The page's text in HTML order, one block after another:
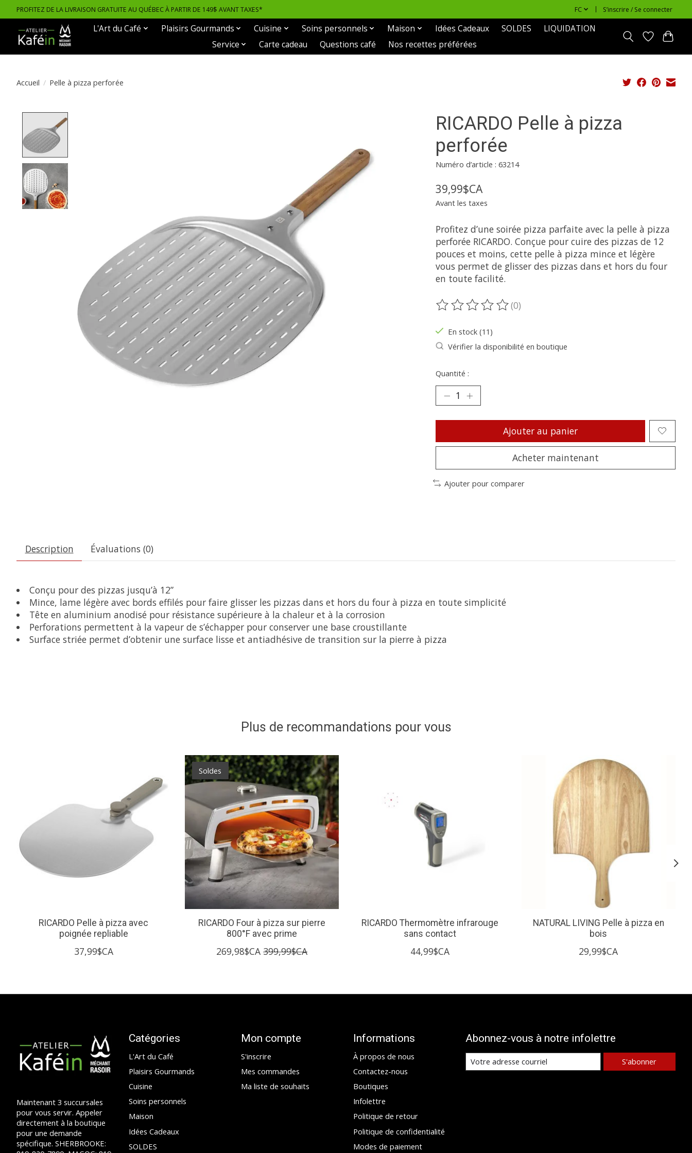
PROFITEZ DE LA LIVRAISON GRATUITE AU QUÉBEC À PARTIR DE 149$ AVANT TAXES* FC S’inscrire / Se connecter
L'Art du Café Plaisirs Gourmands Cuisine Soins personnels Maison Idées Cadeaux SOLDES
LIQUIDATION
Service
Carte cadeau Questions café Nos recettes préférées
Accueil / Pelle à pizza perforée
RICARDO Pelle à pizza
perforée
Numéro d’article : 63214
39,99$CA
Avant les taxes
Profitez d’une soirée pizza parfaite avec la pelle à pizza
perforée RICARDO. Conçue pour cuire des pizzas de 12
pouces et moins, cette pelle à pizza mince et légère
vous permet de glisser des pizzas dans et hors du four
en toute facilité.
Ce produit est évalué à
(0)
En stock (11)
Vérifier la disponibilité en boutique
Quantité :
Ajouter au panier
Acheter maintenant
Ajouter pour comparer
Description Évaluations (0)
Conçu pour des pizzas jusqu’à 12”
Mince, lame légère avec bords effilés pour faire glisser les pizzas dans et hors du four à pizza en toute simplicité
Tête en aluminium anodisé pour résistance supérieure à la chaleur et à la corrosion
Perforations permettent à la vapeur de s’échapper pour conserver une base croustillante
Surface striée permet d’obtenir une surface lisse et antiadhésive de transition sur la pierre à pizza
Plus de recommandations pour vous
RICARDO Pelle à pizza avec
poignée repliable
37,99$CA
Soldes
RICARDO Four à pizza sur pierre
800°F avec prime
269,98$CA 399,99$CA
RICARDO Thermomètre infrarouge
sans contact
44,99$CA
NATURAL LIVING Pelle à pizza en
bois
29,99$CA
Maintenant 3 succursales
pour vous servir. Appeler
directement à la boutique
pour une demande
spécifique. SHERBROOKE:
Catégories
L'Art du Café
Plaisirs Gourmands
Cuisine
Soins personnels
Maison
Idées Cadeaux
SOLDES
Mon compte
S'inscrire
Mes commandes
Ma liste de souhaits
Informations
À propos de nous
Contactez-nous
Boutiques
Infolettre
Politique de retour
Politique de confidentialité
Modes de paiement
Abonnez-vous à notre infolettre
S'abonner